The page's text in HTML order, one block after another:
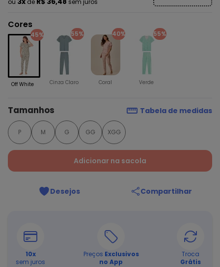
ou de sem juros
Cores
45%
Off White
55%
Cinza Claro
40%
Coral
55%
Verde
Tamanhos Tabela de medidas
P M G GG XGG
Adicionar na sacola
Desejos Compartilhar
10x
sem juros
Preços Exclusivos
no App
Troca
Grátis